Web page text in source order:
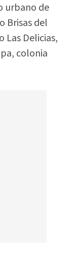
urbano de
Brisas del
Las Delicias,
colonia